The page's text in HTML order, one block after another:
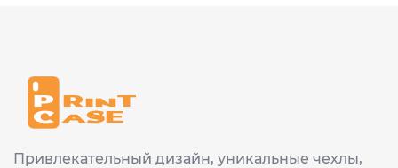
Привлекательный дизайн, уникальные чехлы,